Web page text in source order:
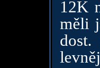
12K
měli